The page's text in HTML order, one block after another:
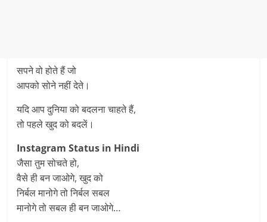
सपने वो होते हैं जो
आपको सोने नहीं देते।
यदि आप दुनिया को बदलना चाहते हैं,
तो पहले खुद को बदलें।
Instagram Status in Hindi
जैसा तुम सोचते हो,
वैसे ही बन जाओगे, खुद को
निर्बल मानोगे तो निर्बल सबल
मानोगे तो सबल ही बन जाओगे…